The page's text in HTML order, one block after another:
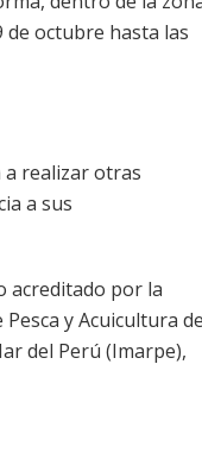
de octubre hasta las
a realizar otras
a sus
acreditado por la
y Acuicultura
del Perú (Imarpe),